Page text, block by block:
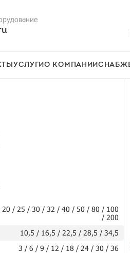
УСЛУГИО КОМПАНИИ
/ 25 / 30 / 32 / 40 / 50 / 80 / 100
/ 200
10,5 / 16,5 / 22,5 / 28,5 / 34,5
3 / 6 / 9 / 12 / 18 / 24 / 30 / 36